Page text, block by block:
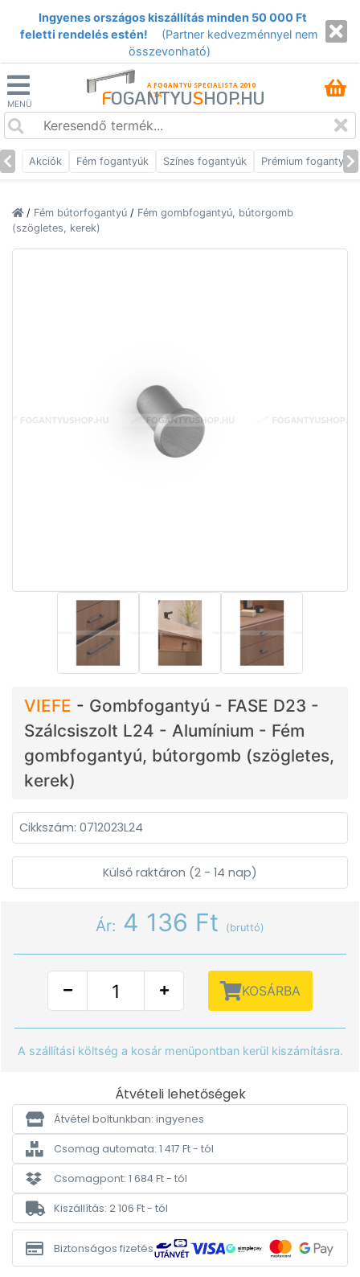
Ingyenes országos kiszállítás minden 50 000 Ft
feletti rendelés estén!
(Partner kedvezménnyel nem
összevonható)
MENÜ
A FOGANTYÚ SPECIALISTA 2010
ÓTA
FOGANTYUSHOP.HU
Akciók Fém fogantyúk Színes fogantyúk Prémium fogantyúk
/ Fém bútorfogantyú / Fém gombfogantyú, bútorgomb
(szögletes, kerek)
VIEFE - Gombfogantyú - FASE D23 -
Szálcsiszolt L24 - Alumínium - Fém
gombfogantyú, bútorgomb (szögletes,
kerek)
Cikkszám: 0712023L24
Külső raktáron (2 - 14 nap)
Ár: 4 136 Ft (bruttó)
KOSÁRBA
A szállítási költség a kosár menüpontban kerül kiszámításra.
Átvételi lehetőségek
Átvétel boltunkban: ingyenes
Csomag automata: 1 417 Ft - tól
Csomagpont: 1 684 Ft - tól
Kiszállítás: 2 106 Ft - tól
Biztonságos fizetés